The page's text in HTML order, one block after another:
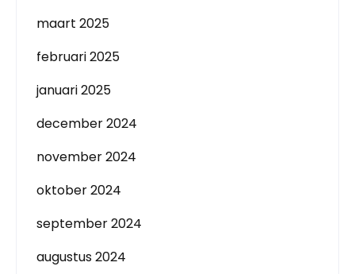
maart 2025
februari 2025
januari 2025
december 2024
november 2024
oktober 2024
september 2024
augustus 2024